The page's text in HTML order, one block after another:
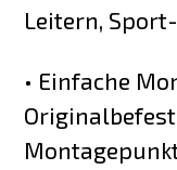
Leitern,
• Einfache